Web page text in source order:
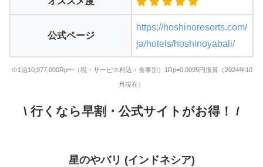
公式ページ
https://hoshinoresorts.com/
ja/hotels/hoshinoyabali/
※1泊10,977,000Rp〜（税・サービス料込・食事別）1Rp=0.0095円換算（2024年10
月現在）
\ 行くなら早割・公式サイトがお得！ /
星のやバリ (インドネシア)